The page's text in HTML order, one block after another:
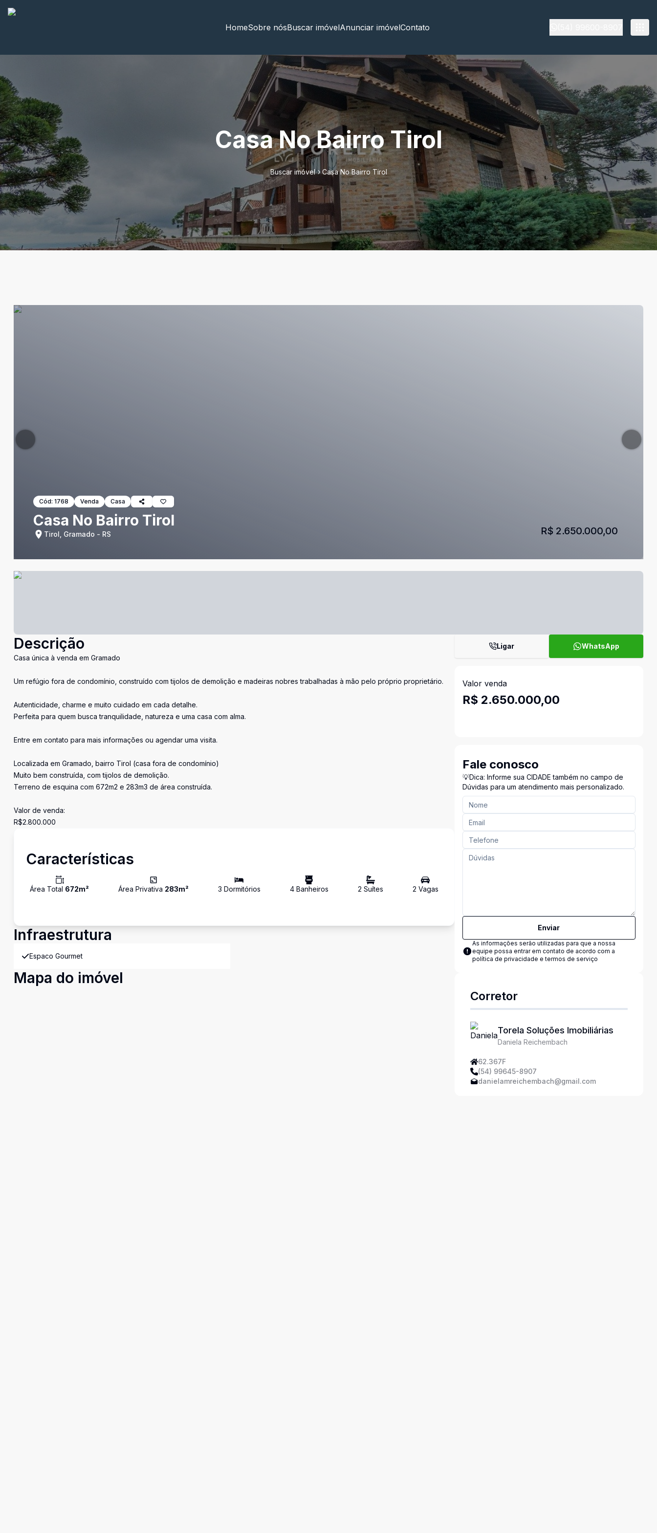
HomeSobre nósBuscar imóvelAnunciar imóvelContato
Casa No Bairro Tirol
Buscar imóvel Casa No Bairro Tirol
Cód: 1768 Venda Casa
Casa No Bairro Tirol
Tirol, Gramado - RS R$ 2.650.000,00
Descrição
Casa única à venda em Gramado
Um refúgio fora de condomínio, construído com tijolos de demolição e madeiras nobres trabalhadas à mão pelo próprio proprietário.
Autenticidade, charme e muito cuidado em cada detalhe.
Perfeita para quem busca tranquilidade, natureza e uma casa com alma.
Entre em contato para mais informações ou agendar uma visita.
Localizada em Gramado, bairro Tirol (casa fora de condomínio)
Muito bem construída, com tijolos de demolição.
Terreno de esquina com 672m2 e 283m3 de área construída.
Valor de venda:
R$2.800.000
Características
Área Total 672m² Área Privativa 283m² 3 Dormitórios 4Banheiros 2 Suítes 2 Vagas
Infraestrutura
Espaco Gourmet
Mapa do imóvel
Ligar WhatsApp
Valor venda
R$ 2.650.000,00
Fale conosco
💡Dica: Informe sua CIDADE também no campo de
Dúvidas para um atendimento mais personalizado.
Enviar
As informações serão utilizadas para que a nossa
equipe possa entrar em contato de acordo com a
política de privacidade e termos de serviço
Corretor
Torela Soluções Imobiliárias
Daniela Reichembach
62.367F
(54) 99645-8907
danielamreichembach@gmail.com